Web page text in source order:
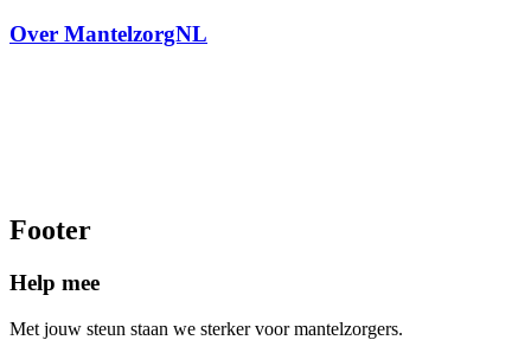
Over MantelzorgNL
Footer
Help mee
Met jouw steun staan we sterker voor mantelzorgers.